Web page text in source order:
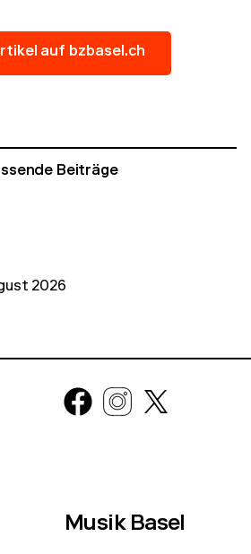
auf bzbasel.ch
Beiträge
2026
Musik Basel